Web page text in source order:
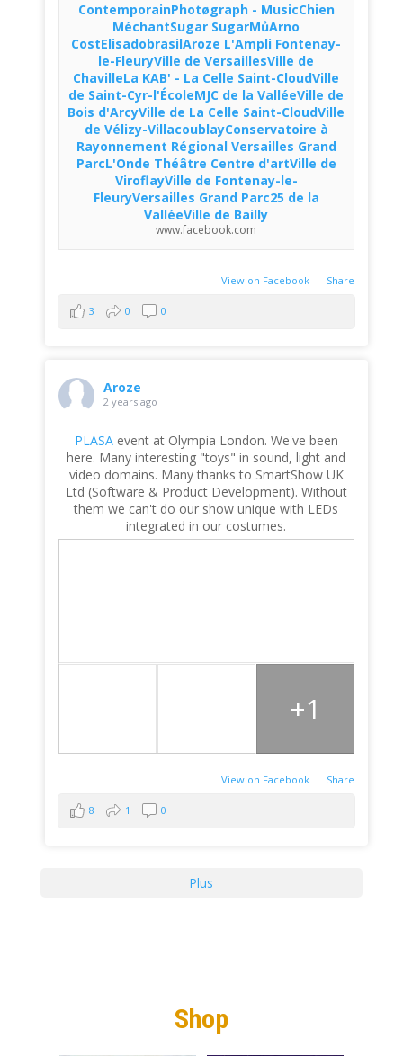
ContemporainPhotøgraph - MusicChien
MéchantSugar SugarMůArno
CostElisadobrasilAroze L'Ampli Fontenay-
le-FleuryVille de VersaillesVille de
ChavilleLa KAB' - La Celle Saint-CloudVille
de Saint-Cyr-l'ÉcoleMJC de la ValléeVille de
Bois d'ArcyVille de La Celle Saint-CloudVille
de Vélizy-VillacoublayConservatoire à
Rayonnement Régional Versailles Grand
ParcL'Onde Théâtre Centre d'artVille de
ViroflayVille de Fontenay-le-
FleuryVersailles Grand Parc25 de la
ValléeVille de Bailly
www.facebook.com
View on Facebook · Share
3 0 0
Aroze
2 years ago
PLASAevent at Olympia London. We've been
here. Many interesting "toys" in sound, light and
video domains. Many thanks to SmartShow UK
Ltd (Software & Product Development). Without
them we can't do our show unique with LEDs
integrated in our costumes.
+1
View on Facebook · Share
8 1 0
Plus
Shop